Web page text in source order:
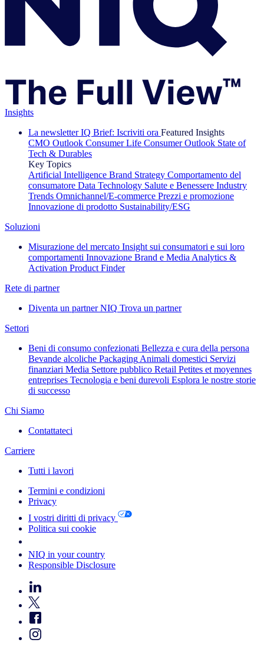
Insights
La newsletter IQ Brief: Iscriviti ora Featured Insights
CMO Outlook Consumer Life Consumer Outlook State of
Tech & Durables
Key Topics
Artificial Intelligence Brand Strategy Comportamento del
consumatore Data Technology Salute e Benessere Industry
Trends Omnichannel/E-commerce Prezzi e promozione
Innovazione di prodotto Sustainability/ESG
Soluzioni
Misurazione del mercato Insight sui consumatori e sui loro
comportamenti Innovazione Brand e MediaAnalytics &
Activation Product Finder
Rete di partner
Diventa un partner NIQ Trova un partner
Settori
Beni di consumo confezionati Bellezza e cura della persona
Bevande alcoliche PackagingAnimali domestici Servizi
finanziari Media Settore pubblico Retail Petites et moyennes
entreprises Tecnologia e beni durevoli Esplora le nostre storie
di successo
Chi Siamo
Contattateci
Carriere
Tutti i lavori
Termini e condizioni
Privacy
I vostri diritti di privacy
Politica sui cookie
NIQ in your country
Responsible Disclosure